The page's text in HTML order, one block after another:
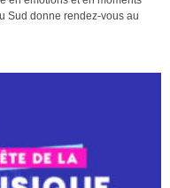
Sud donne rendez-vous au